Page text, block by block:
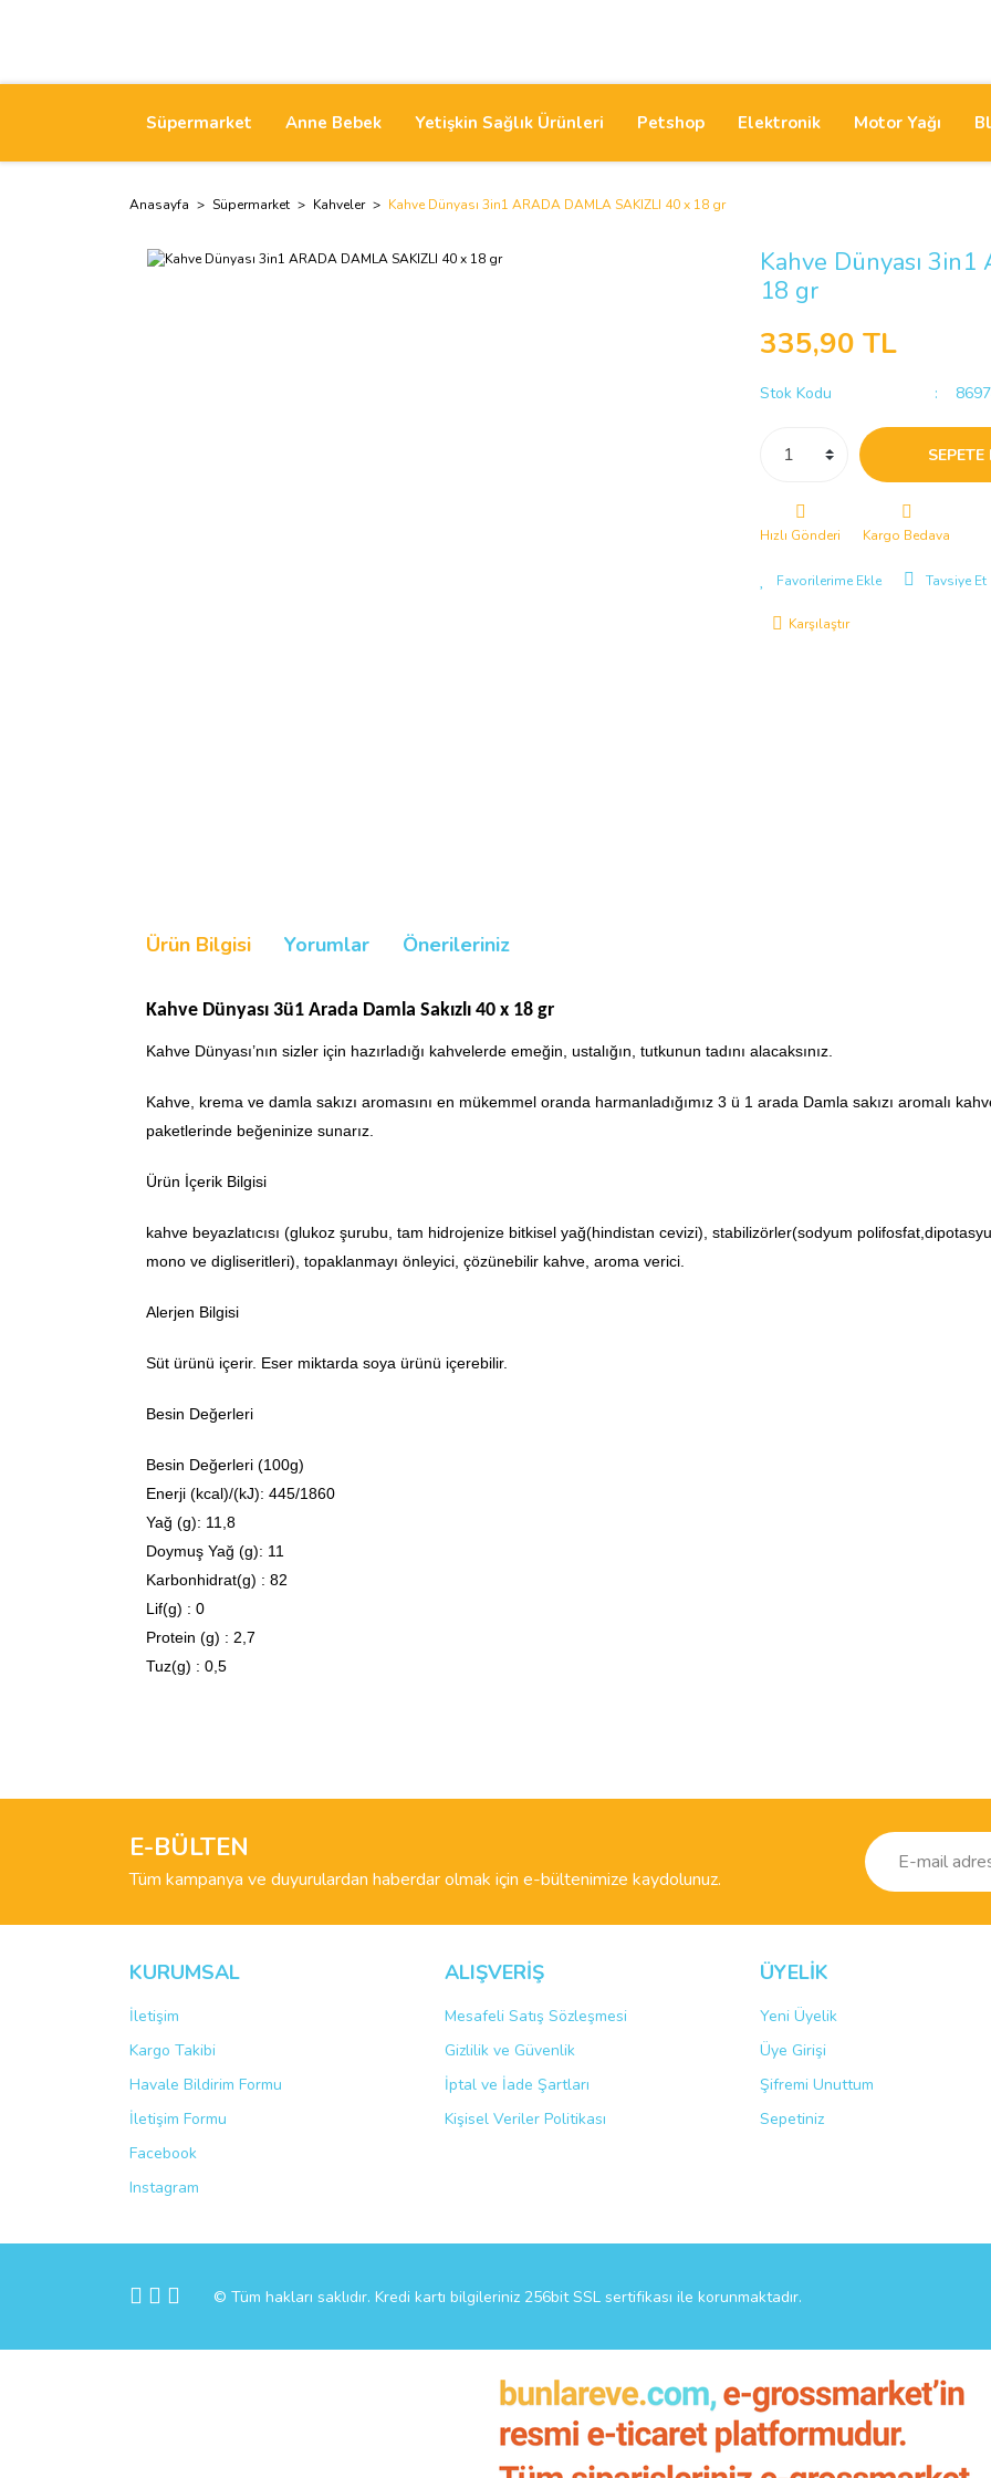
Süpermarket Anne Bebek Yetişkin Sağlık Ürünleri Petshop Elektronik Motor Yağı
Anasayfa Süpermarket Kahveler Kahve Dünyası 3in1 ARADA DAMLA SAKIZLI 40 x 18 gr
Kahve Dünyası
18 gr
335,90 TL
Stok Kodu
SEPETE
Hızlı Gönderi Kargo Bedava
Tavsiye Et
Karşılaştır
Ürün Bilgisi Yorumlar Önerileriniz
Kahve Dünyası 3ü1 Arada Damla Sakızlı 40 x 18 gr
Kahve Dünyası’nın sizler için hazırladığı kahvelerde emeğin, ustalığın, tutkunun tadını alacaksınız.
Kahve, krema ve damla sakızı aromasını en mükemmel oranda harmanladığımız 3 ü 1 arada Damla sakızı aromalı
paketlerinde beğeninize sunarız.
Ürün İçerik Bilgisi
kahve beyazlatıcısı (glukoz şurubu, tam hidrojenize bitkisel yağ(hindistan cevizi), stabilizörler(sodyum
mono ve digliseritleri), topaklanmayı önleyici, çözünebilir kahve, aroma verici.
Alerjen Bilgisi
Süt ürünü içerir. Eser miktarda soya ürünü içerebilir.
Besin Değerleri
Besin Değerleri (100g)
Enerji (kcal)/(kJ): 445/1860
Yağ (g): 11,8
Doymuş Yağ (g): 11
Karbonhidrat(g) : 82
Lif(g) : 0
Protein (g) : 2,7
Tuz(g) : 0,5
Ürün resmi kalitesiz, bozuk veya görüntülenemiyor.
Bu ürüne benzer farklı alternatifler olmalı.
E-BÜLTEN
Tüm kampanya ve duyurulardan haberdar olmak için e-bültenimize kaydolunuz.
KURUMSAL
İletişim
Kargo Takibi
Havale Bildirim Formu
İletişim Formu
Facebook
Instagram
ALIŞVERİŞ
Mesafeli Satış Sözleşmesi
Gizlilik ve Güvenlik
İptal ve İade Şartları
Kişisel Veriler Politikası
ÜYELİK
Yeni Üyelik
Üye Girişi
Şifremi Unuttum
Sepetiniz
© Tüm hakları saklıdır. Kredi kartı bilgileriniz 256bit SSL sertifikası ile korunmaktadır.